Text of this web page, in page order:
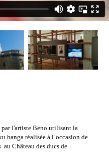
par l'artiste Beno utilisant la
hanga réalisée à l’occasion de
auChâteau des ducs de